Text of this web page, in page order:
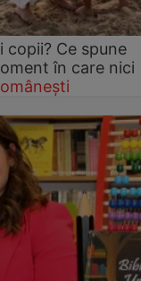
copii? Ce spune
în care nici